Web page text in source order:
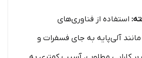
استفاده از فناوری‌های
آلی‌پایه به جای فسفرات و